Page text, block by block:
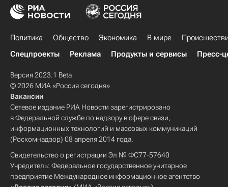
Политика Общество Экономика В мире
Спецпроекты
Реклама Продукты и сервисы Пресс-
Версия 2023.1 Beta
© 2026 МИА «Россия сегодня»
Вакансии
Сетевое издание РИА Новости зарегистрировано
в Федеральной службе по надзору в сфере связи,
информационных технологий и массовых коммуникаций
(Роскомнадзор) 08 апреля 2014 года.
Свидетельство о регистрации Эл № ФС77-57640
Учредитель: Федеральное государственное унитарное
предприятие Международное информационное агентство